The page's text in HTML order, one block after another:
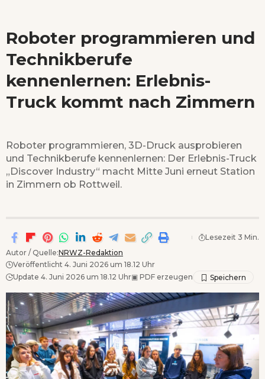
Roboter programmieren und
Technikberufe
kennenlernen: Erlebnis-
Truck kommt nach Zimmern
Roboter programmieren, 3D-Druck ausprobieren
und Technikberufe kennenlernen: Der Erlebnis-Truck
„Discover Industry“ macht Mitte Juni erneut Station
in Zimmern ob Rottweil.
Autor / Quelle:NRWZ-Redaktion
Veröffentlicht 4. Juni 2026 um 18.12 Uhr
Update 4. Juni 2026 um 18.12 Uhr▣ PDF erzeugen
Lesezeit 3 Min.